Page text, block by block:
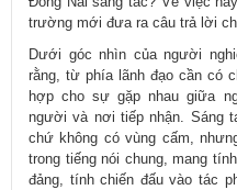
trường mới đưa ra câu trả lời
Dưới góc nhìn của người
rằng, từ phía lãnh đạo cần có
hợp cho sự gặp nhau giữa
người và nơi tiếp nhận. Sáng
chứ không có vùng cấm,
trong tiếng nói chung, mang
đảng, tính chiến đấu vào tác